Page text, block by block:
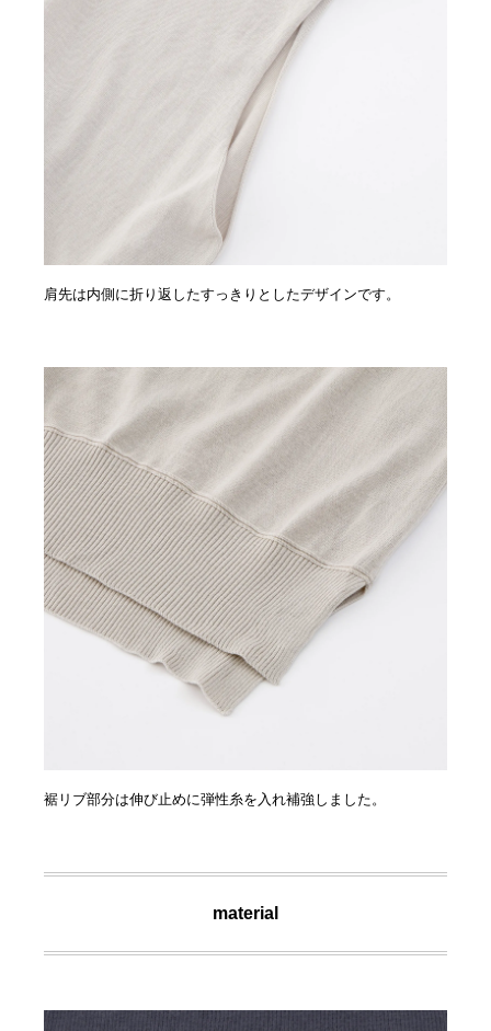
肩先は内側に折り返したすっきりとしたデザインです。
裾リブ部分は伸び止めに弾性糸を入れ補強しました。
material